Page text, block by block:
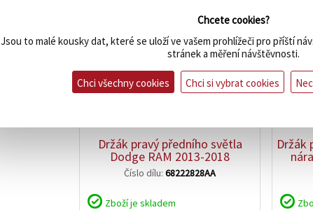
Držák pravý předního světla
Dodge RAM 2013-2018
Číslo dílu:68222828AA
Zboží je skladem
Držák
zobrazit
Chcete cookies?
Jsou to malé kousky dat, které se uloží ve vašem prohlížeči pro příští
stránek a měření návštěvnosti.
Chci všechny cookies Chci si vybrat cookies